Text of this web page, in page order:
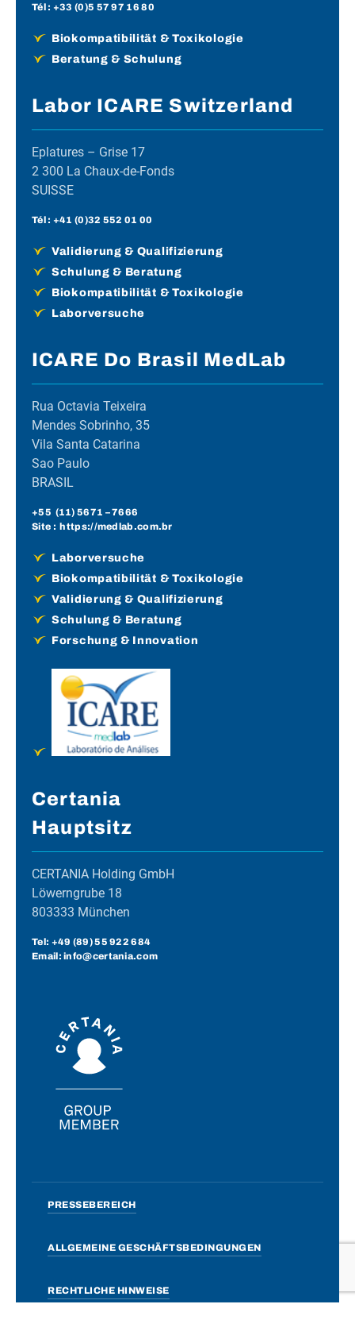
Tél : +33 (0)5 57 97 16 80
Biokompatibilität & Toxikologie
Beratung & Schulung
Labor ICARE Switzerland
Eplatures – Grise 17
2 300 La Chaux-de-Fonds
SUISSE
Tél : +41 (0)32 552 01 00
Validierung & Qualifizierung
Schulung & Beratung
Biokompatibilität & Toxikologie
Laborversuche
ICARE Do Brasil MedLab
Rua Octavia Teixeira
Mendes Sobrinho, 35
Vila Santa Catarina
Sao Paulo
BRASIL
+55 (11) 5671 – 7666
Site :https://medlab.com.br
Laborversuche
Biokompatibilität & Toxikologie
Validierung & Qualifizierung
Schulung & Beratung
Forschung & Innovation
Certania
Hauptsitz
CERTANIA Holding GmbH
Löwerngrube 18
803333 München
Tel: +49 (89) 55 922 684
Email: info@certania.com
PRESSEBEREICH
ALLGEMEINE GESCHÄFTSBEDINGUNGEN
RECHTLICHE HINWEISE